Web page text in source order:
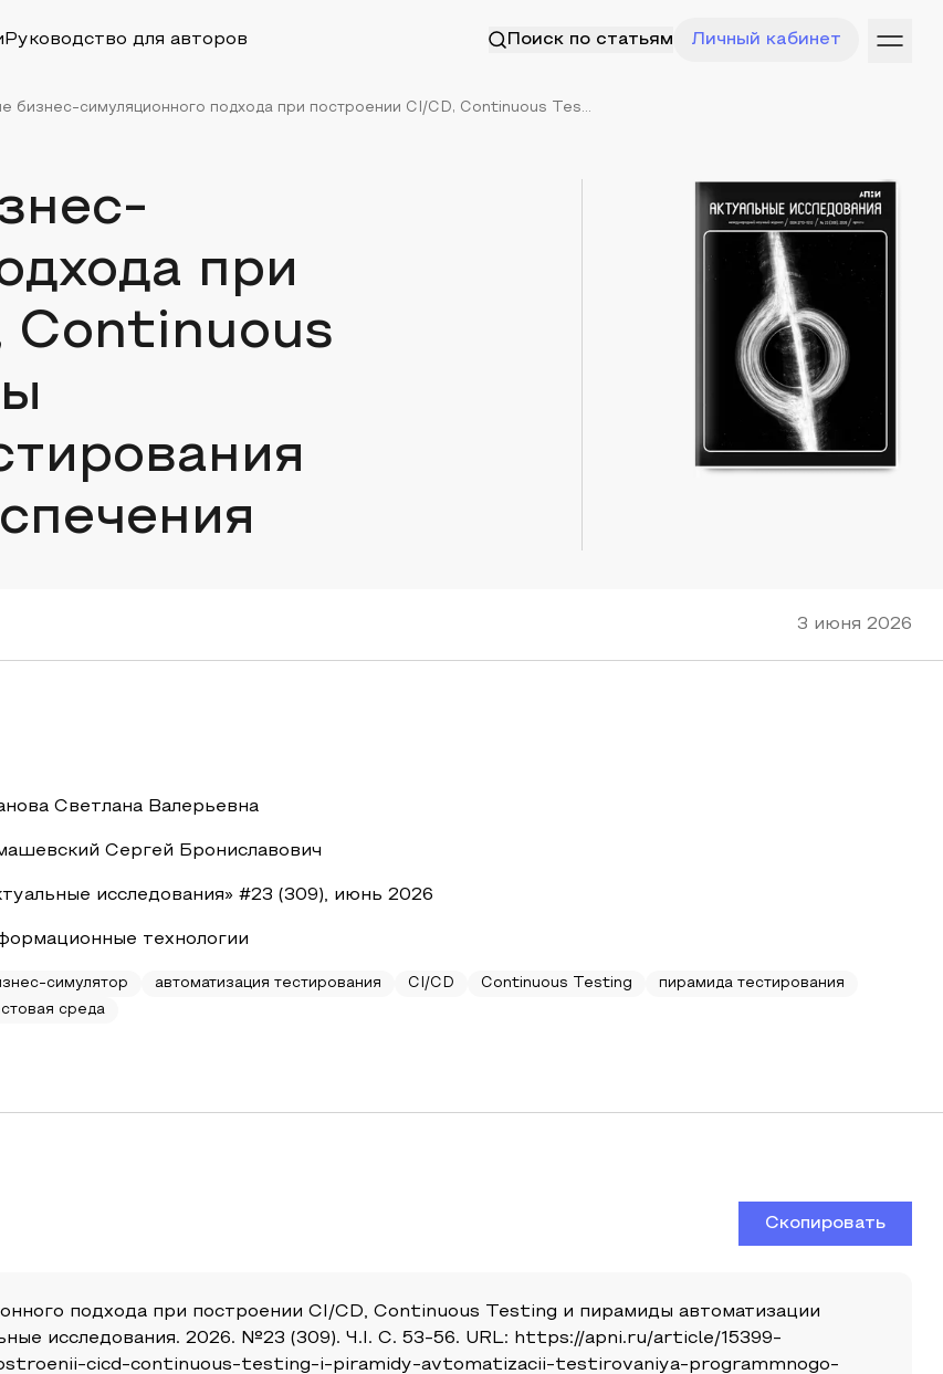
Руководство для авторов Поиск по статьям Личный кабинет
бизнес-симуляционного подхода при построении CI/CD, Continuous Tes...
при
Continuous
3 июня 2026
Светлана Валерьевна
Сергей Брониславович
исследования» #23 (309), июнь 2026
технологии
симулятор автоматизация тестирования CI/CD Continuous Testing
пирамида тестирования
среда
Скопировать
подхода при построении CI/CD, Continuous Testing и пирамиды автоматизации
исследования. 2026. №23 (309). Ч.I. С. 53-56. URL: https://apni.ru/article/15399-
cicd-continuous-testing-i-piramidy-avtomatizacii-testirovaniya-programmnogo-